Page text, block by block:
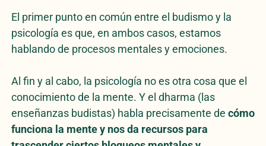
El primer punto en común entre el budismo y la
psicología es que, en ambos casos, estamos
hablando de procesos mentales y emociones.
Al fin y al cabo, la psicología no es otra cosa que el
conocimiento de la mente. Y el dharma (las
enseñanzas budistas) habla precisamente de cómo
funciona la mente y nos da recursos para